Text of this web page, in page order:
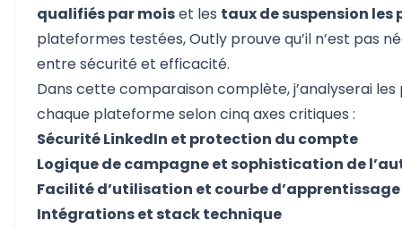
qualifiés par moiset les taux de suspension les
plateformes testées, Outly prouve qu’il n’est pas
entre sécurité et efficacité.
Dans cette comparaison complète, j’analyserai
chaque plateforme selon cinq axes critiques :
Sécurité LinkedIn et protection du compte
Logique de campagne et sophistication de
Facilité d’utilisation et courbe d’apprentissage
Intégrations et stack technique